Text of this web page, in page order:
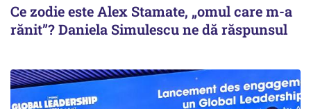
Ce zodie este Alex Stamate, „omul care m-a
rănit”? Daniela Simulescu ne dă răspunsul